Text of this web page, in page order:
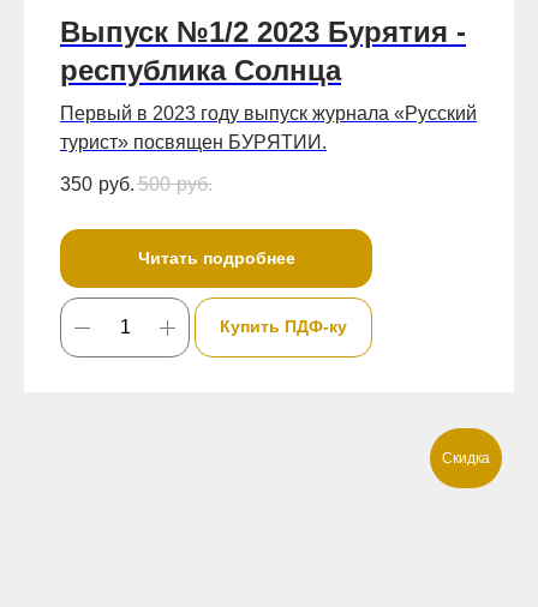
Выпуск №1/2 2023 Бурятия -
республика Солнца
Первый в 2023 году выпуск журнала «Русский
турист» посвящен БУРЯТИИ.
350 руб. 500 руб.
Читать подробнее
Купить ПДФ-ку
Скидка